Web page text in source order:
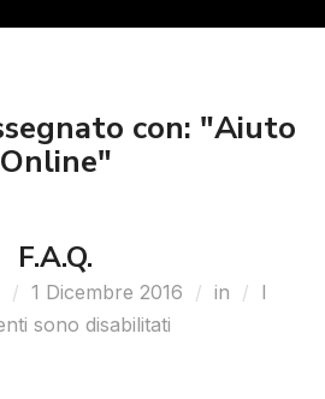
con: "Aiuto
Online"
F.A.Q.
1 Dicembre 2016 in
I
sono disabilitati